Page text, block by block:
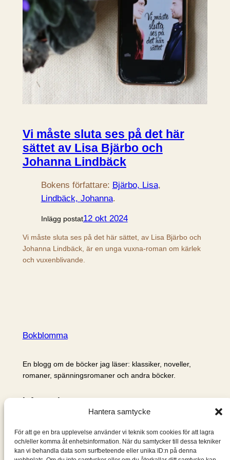
Hantera samtycke
För att ge en bra upplevelse använder vi teknik som cookies för att lagra
och/eller komma åt enhetsinformation. När du samtycker till dessa tekniker
kan vi behandla data som surfbeteende eller unika ID:n på denna
Vi måste sluta ses på det här
sättet av Lisa Bjärbo och
Johanna Lindbäck
Bokens författare: Bjärbo, Lisa
Lindbäck, Johanna.
Inlägg postat12 okt 2024
Vi måste sluta ses på det här sättet, av Lisa Bjärbo och
Johanna Lindbäck, är en unga vuxna-roman om kärlek
och vuxenblivande.
Bokblomma
En blogg om de böcker jag läser: klassiker, noveller,
romaner, spänningsromaner och andra böcker.
Information
Om mig & om bloggen
S
ö